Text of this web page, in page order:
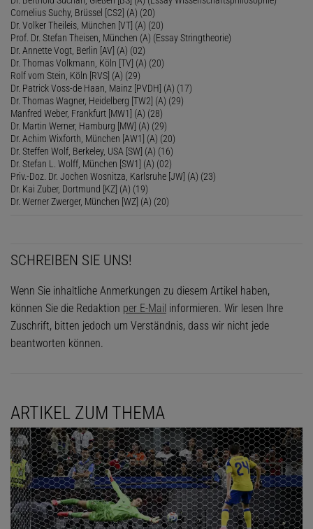
Cornelius Suchy, Brüssel [CS2] (A) (20)
Dr. Volker Theileis, München [VT] (A) (20)
Prof. Dr. Stefan Theisen, München (A) (Essay Stringtheorie)
Dr. Annette Vogt, Berlin [AV] (A) (02)
Dr. Thomas Volkmann, Köln [TV] (A) (20)
Rolf vom Stein, Köln [RVS] (A) (29)
Dr. Patrick Voss-de Haan, Mainz [PVDH] (A) (17)
Dr. Thomas Wagner, Heidelberg [TW2] (A) (29)
Manfred Weber, Frankfurt [MW1] (A) (28)
Dr. Martin Werner, Hamburg [MW] (A) (29)
Dr. Achim Wixforth, München [AW1] (A) (20)
Dr. Steffen Wolf, Berkeley, USA [SW] (A) (16)
Dr. Stefan L. Wolff, München [SW1] (A) (02)
Priv.-Doz. Dr. Jochen Wosnitza, Karlsruhe [JW] (A) (23)
Dr. Kai Zuber, Dortmund [KZ] (A) (19)
Dr. Werner Zwerger, München [WZ] (A) (20)
SCHREIBEN SIE UNS!
Wenn Sie inhaltliche Anmerkungen zu diesem Artikel haben,
können Sie die Redaktion per E-Mail informieren. Wir lesen Ihre
Zuschrift, bitten jedoch um Verständnis, dass wir nicht jede
beantworten können.
ARTIKEL ZUM THEMA